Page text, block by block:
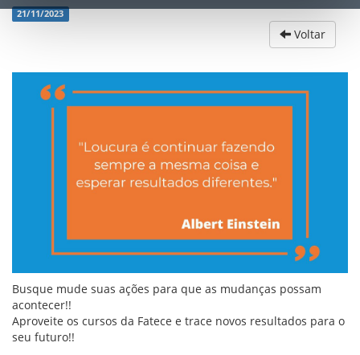
21/11/2023
Voltar
Busque mude suas ações para que as mudanças possam
acontecer!!
Aproveite os cursos da Fatece e trace novos resultados para o
seu futuro!!